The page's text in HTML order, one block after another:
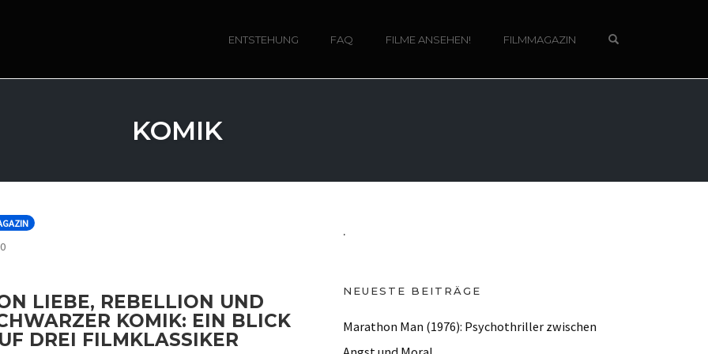
ENTSTEHUNG FAQ FILME ANSEHEN! FILMMAGAZIN
KOMIK
0COMMENTS
LIEBE, REBELLION UND
KOMIK: EIN BLICK
DREI FILMKLASSIKER
.
NEUESTE BEITRÄGE
Marathon Man (1976): Psychothriller zwischen